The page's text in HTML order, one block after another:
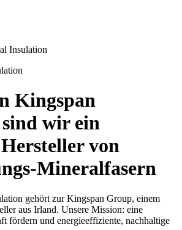
Insulation
Kingspan
wir ein
von
Mineralfasern
gehört zur Kingspan Group, einem
aus Irland. Unsere Mission: eine
fördern und energieeffiziente, nachhaltige